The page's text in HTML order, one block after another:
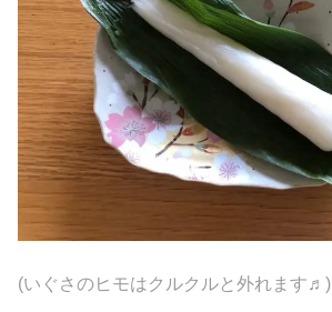
(いぐさのヒモはクルクルと外れます♬)